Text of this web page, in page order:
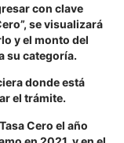
con clave
, se visualizará
y el monto del
su categoría.
donde está
el trámite.
Cero el año